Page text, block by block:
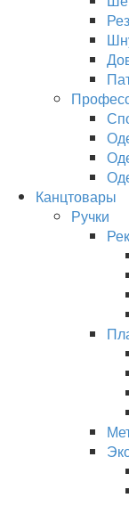
Канцтовары
Ручки